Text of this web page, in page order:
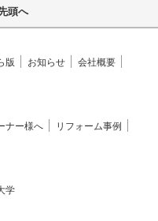
頭へ
版 お知らせ
会社概要
ナー様へ
リフォーム事例
学